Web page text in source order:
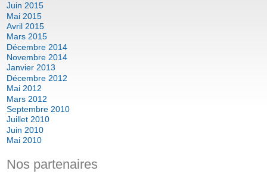
Juin 2015
Mai 2015
Avril 2015
Mars 2015
Décembre 2014
Novembre 2014
Janvier 2013
Décembre 2012
Mai 2012
Mars 2012
Septembre 2010
Juillet 2010
Juin 2010
Mai 2010
Nos partenaires